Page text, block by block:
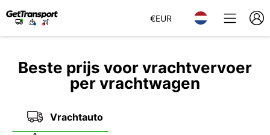
€EUR
Beste prijs voor vrachtvervoer
per vrachtwagen
Vrachtauto